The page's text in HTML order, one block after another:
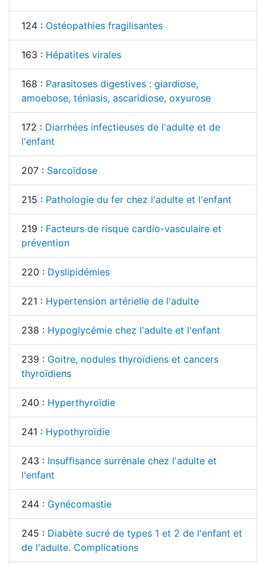
124 : Ostéopathies fragilisantes
163 : Hépatites virales
168 : Parasitoses digestives : giardiose,
amoebose, téniasis, ascaridiose, oxyurose
172 : Diarrhées infectieuses de l'adulte et de
l'enfant
207 : Sarcoïdose
215 : Pathologie du fer chez l'adulte et l'enfant
219 : Facteurs de risque cardio-vasculaire et
prévention
220 : Dyslipidémies
221 : Hypertension artérielle de l'adulte
238 : Hypoglycémie chez l'adulte et l'enfant
239 : Goitre, nodules thyroïdiens et cancers
thyroïdiens
240 : Hyperthyroïdie
241 : Hypothyroïdie
243 : Insuffisance surrénale chez l'adulte et
l'enfant
244 : Gynécomastie
245 : Diabète sucré de types 1 et 2 de l'enfant et
de l'adulte. Complications